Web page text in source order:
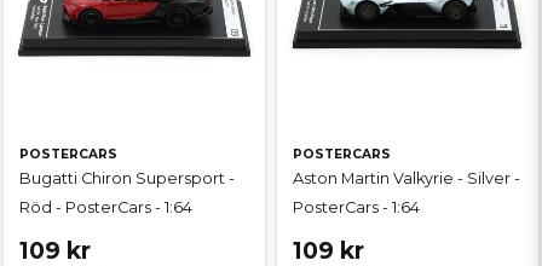
POSTERCARS
Bugatti Chiron Supersport -
Röd - PosterCars - 1:64
109 kr
POSTERCARS
Aston Martin Valkyrie - Silver -
PosterCars - 1:64
109 kr